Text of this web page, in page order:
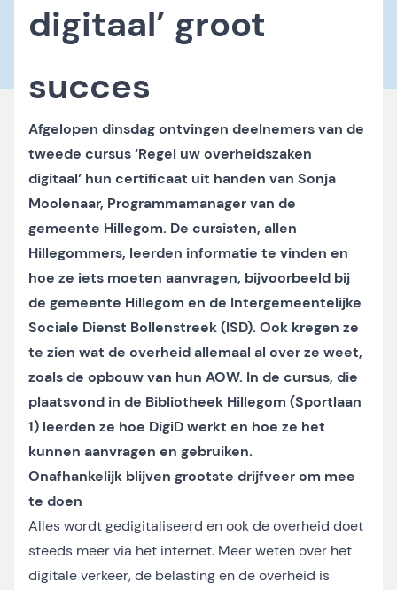
digitaal’ groot
succes
Afgelopen dinsdag ontvingen deelnemers van de
tweede cursus ‘Regel uw overheidszaken
digitaal’ hun certificaat uit handen van Sonja
Moolenaar, Programmamanager van de
gemeente Hillegom. De cursisten, allen
Hillegommers, leerden informatie te vinden en
hoe ze iets moeten aanvragen, bijvoorbeeld bij
de gemeente Hillegom en de Intergemeentelijke
Sociale Dienst Bollenstreek (ISD). Ook kregen ze
te zien wat de overheid allemaal al over ze weet,
zoals de opbouw van hun AOW. In de cursus, die
plaatsvond in de Bibliotheek Hillegom (Sportlaan
1) leerden ze hoe DigiD werkt en hoe ze het
kunnen aanvragen en gebruiken.
Onafhankelijk blijven grootste drijfveer om mee
te doen
Alles wordt gedigitaliseerd en ook de overheid doet
steeds meer via het internet. Meer weten over het
digitale verkeer, de belasting en de overheid is